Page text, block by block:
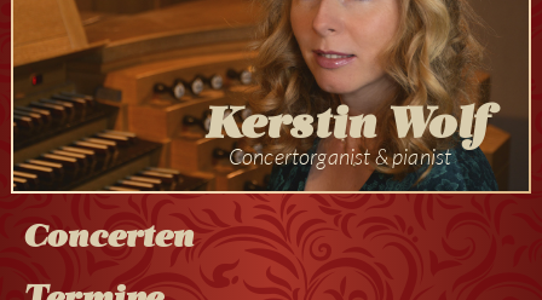
Kerstin Wolf
Concertorganist & pianist
Concerten